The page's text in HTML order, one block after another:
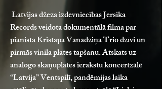
Latvijas džeza izdevniecības Jersika
Records veidota dokumentālā filma par
pianista Kristapa Vanadziņa Trio dzīvi un
pirmās vinila plates tapšanu. Atskats uz
analogo skaņuplates ierakstu koncertzālē
“Latvija” Ventspilī, pandēmijas laika